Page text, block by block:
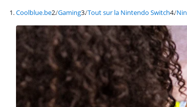
Coolblue.be Gaming Tout sur la Nintendo Switch